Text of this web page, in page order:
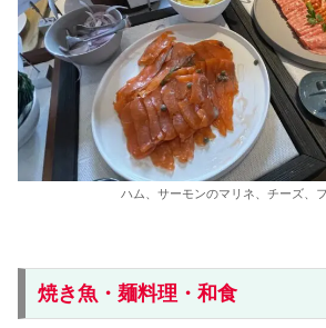
ハム、サーモンのマリネ、チーズ、
焼き魚・麺料理・和食